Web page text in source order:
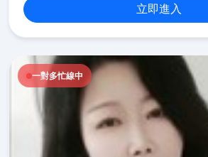
立即進入
一對多忙線中